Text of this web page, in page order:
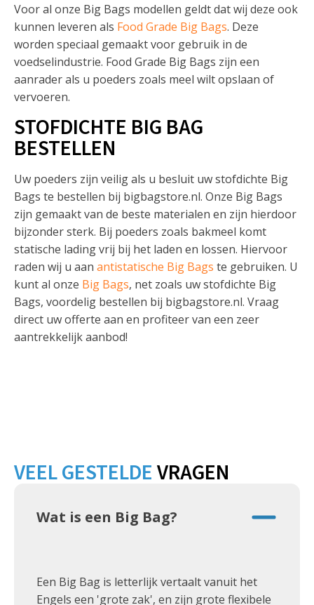
Voor al onze Big Bags modellen geldt dat wij deze ook
kunnen leveren als Food Grade Big Bags. Deze
worden speciaal gemaakt voor gebruik in de
voedselindustrie. Food Grade Big Bags zijn een
aanrader als u poeders zoals meel wilt opslaan of
vervoeren.
STOFDICHTE BIG BAG
BESTELLEN
Uw poeders zijn veilig als u besluit uw stofdichte Big
Bags te bestellen bij bigbagstore.nl. Onze Big Bags
zijn gemaakt van de beste materialen en zijn hierdoor
bijzonder sterk. Bij poeders zoals bakmeel komt
statische lading vrij bij het laden en lossen. Hiervoor
raden wij u aan antistatische Big Bags te gebruiken. U
kunt al onze Big Bags, net zoals uw stofdichte Big
Bags, voordelig bestellen bij bigbagstore.nl. Vraag
direct uw offerte aan en profiteer van een zeer
aantrekkelijk aanbod!
VEEL GESTELDEVRAGEN
Wat is een Big Bag?
Een Big Bag is letterlijk vertaalt vanuit het
Engels een 'grote zak', en zijn grote flexibele